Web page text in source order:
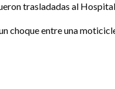
trasladadas al
choque entre una